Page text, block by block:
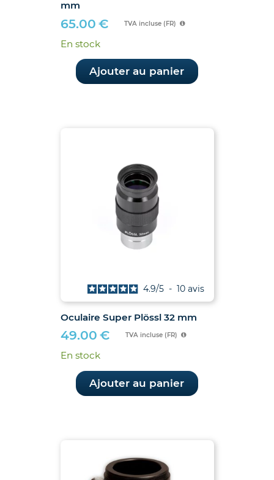
mm
65.00 € TVA incluse (FR)
En stock
Ajouter au panier
Oculaire Super Plössl 32 mm
4.9/5 - 10 avis
49.00 € TVA incluse (FR)
En stock
Ajouter au panier